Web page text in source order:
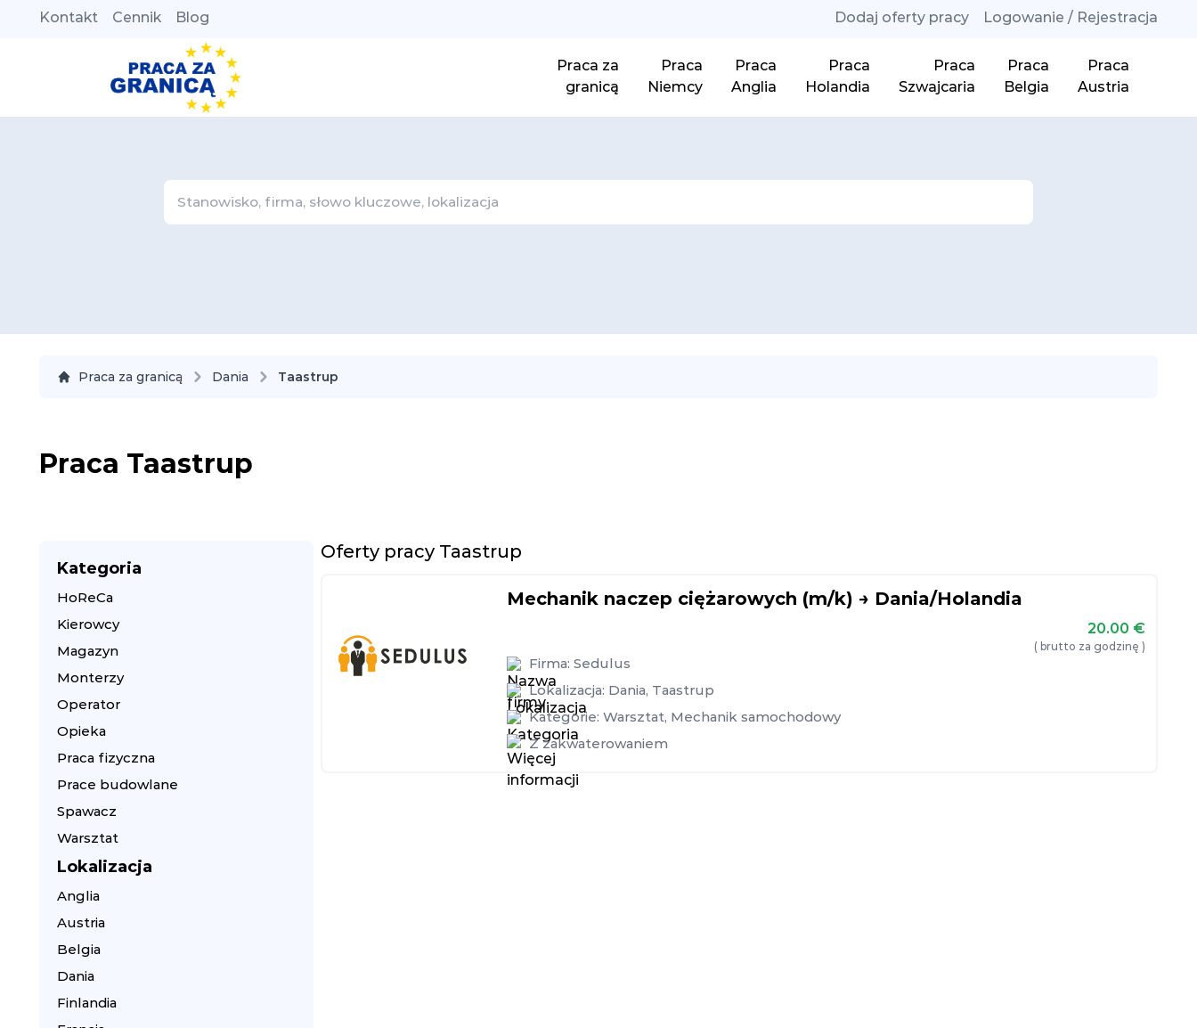
Kontakt Cennik Blog Dodaj oferty pracy Logowanie / Rejestracja
Praca za
granicą
Praca
Niemcy
Praca
Anglia
Praca
Holandia
Praca
Szwajcaria
Praca
Belgia
Praca
Austria
Praca za granicą Dania Taastrup
Praca Taastrup
Kategoria
HoReCa
Kierowcy
Magazyn
Monterzy
Operator
Opieka
Praca fizyczna
Prace budowlane
Spawacz
Warsztat
Lokalizacja
Anglia
Austria
Belgia
Dania
Finlandia
Oferty pracy Taastrup
Mechanik naczep ciężarowych (m/k) → Dania/Holandia
20.00 €
( brutto za godzinę )
Firma: Sedulus
Lokalizacja: Dania, Taastrup
Kategorie: Warsztat, Mechanik samochodowy
Z zakwaterowaniem